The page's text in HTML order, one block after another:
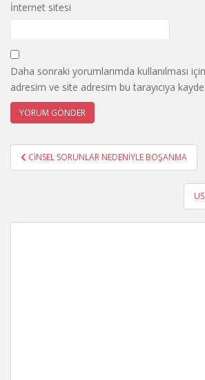
İnternet sitesi
Daha sonraki yorumlarımda kullanılması
adresim ve site adresim bu tarayıcıya
Yazı
gezinmesi
CİNSEL SORUNLAR NEDENİYLE BOŞANMA